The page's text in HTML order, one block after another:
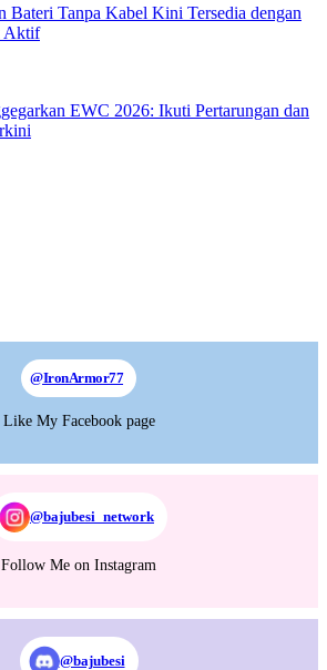
Bateri Tanpa Kabel Kini Tersedia dengan
Aktif
EWC 2026: Ikuti Pertarungan dan
@IronArmor77
Like My Facebook page
@bajubesi_network
Follow Me on Instagram
@bajubesi